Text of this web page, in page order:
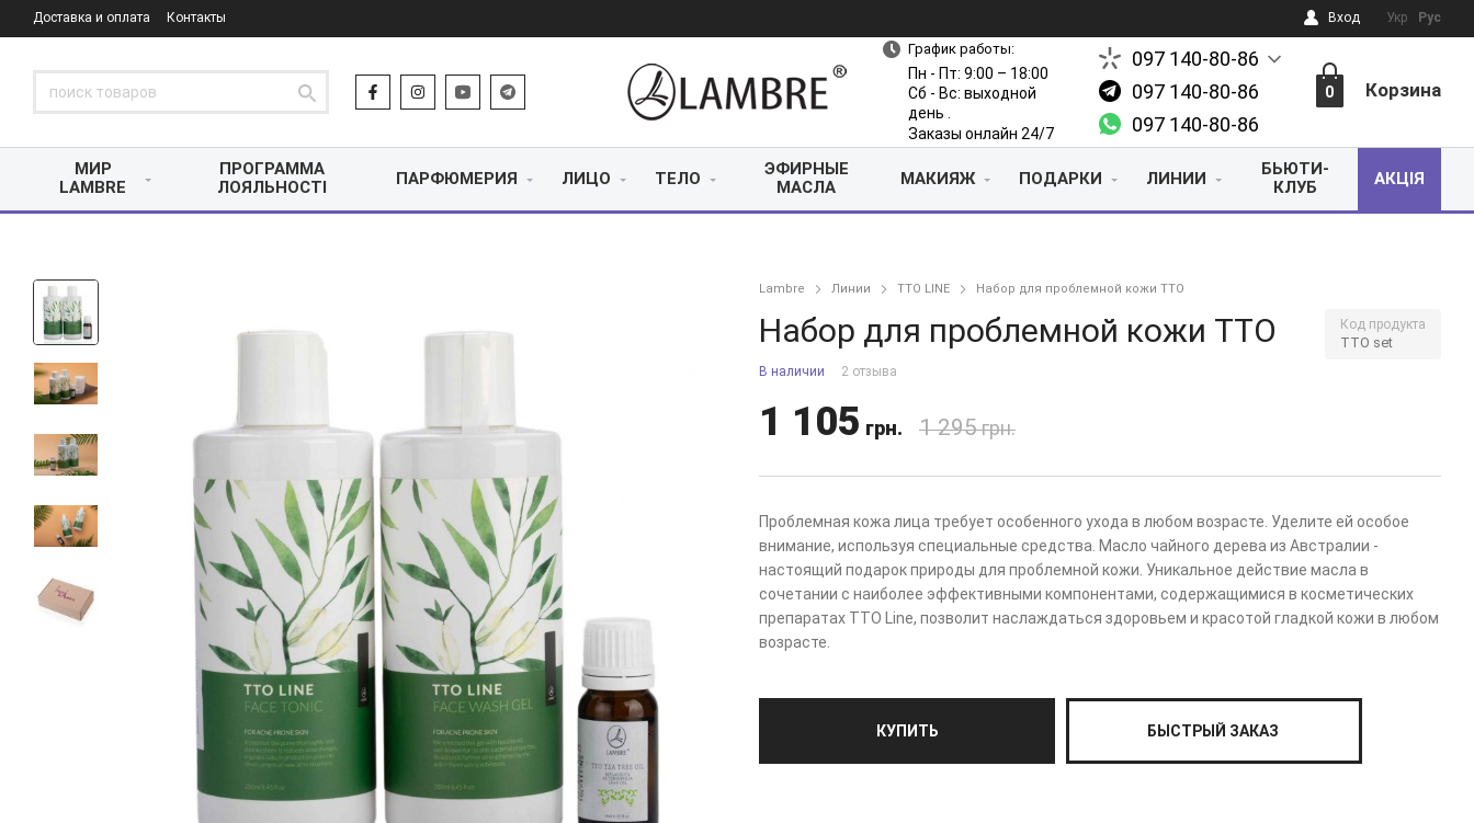
Доставка и оплата Контакты Вход Укр Рус
График работы:
Пн - Пт: 9:00 – 18:00
Сб - Вс: выходной
день .
Заказы онлайн 24/7
097 140-80-86
097 140-80-86
097 140-80-86
0 Корзина
МИР
LAMBRE
ПРОГРАММА
ЛОЯЛЬНОСТІ
ПАРФЮМЕРИЯ ЛИЦО ТЕЛО
ЭФИРНЫЕ
МАСЛА
МАКИЯЖ ПОДАРКИ ЛИНИИ
БЬЮТИ-
КЛУБ
АКЦІЯ
Lambre Линии TTO LINE Набор для проблемной кожи TTO
Набор для проблемной кожи TTO Код продукта
TTO set
В наличии 2 отзыва
1 105 грн. 1 295грн.
Проблемная кожа лица требует особенного ухода в любом возрасте. Уделите ей особое
внимание, используя специальные средства. Масло чайного дерева из Австралии -
настоящий подарок природы для проблемной кожи. Уникальное действие масла в
сочетании с наиболее эффективными компонентами, содержащимися в косметических
препаратах TTO Line, позволит наслаждаться здоровьем и красотой гладкой кожи в любом
возрасте.
КУПИТЬ БЫСТРЫЙ ЗАКАЗ